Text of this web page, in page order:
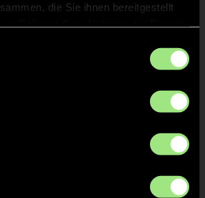
die Sie ihnen bereitgestellt
FELDTOR